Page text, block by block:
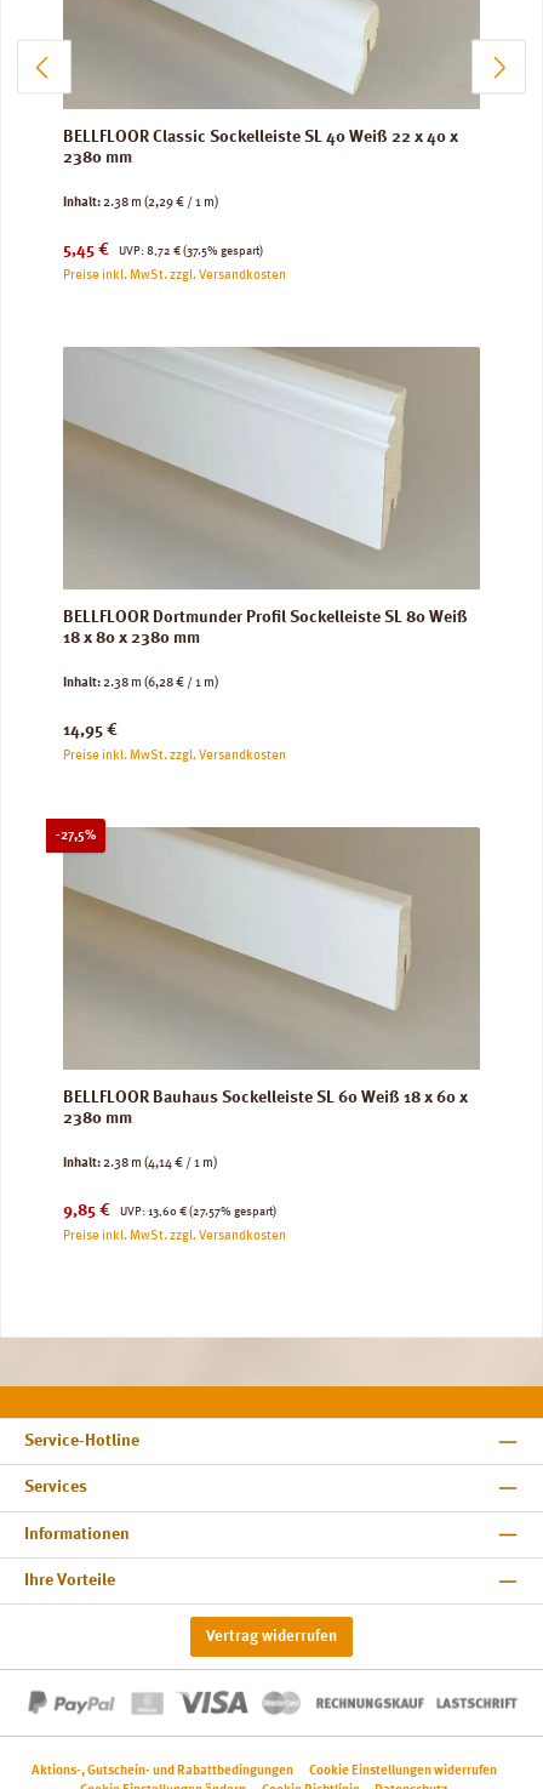
BELLFLOOR Classic Sockelleiste SL 40 Weiß 22 x 40 x
2380 mm
Inhalt:2.38 m (2,29 € / 1 m)
Verkaufspreis:
5,45 € UVP:
Regulärer Preis:
8,72 € (37.5% gespart)
Preise inkl. MwSt. zzgl. Versandkosten
BELLFLOOR Dortmunder Profil Sockelleiste SL 80 Weiß
18 x 80 x 2380 mm
Inhalt:2.38 m (6,28 € / 1 m)
Regulärer Preis:
14,95 €
Preise inkl. MwSt. zzgl. Versandkosten
-27,5%Rabatt
BELLFLOOR Bauhaus Sockelleiste SL 60 Weiß 18 x 60 x
2380 mm
Inhalt:2.38 m (4,14 € / 1 m)
Verkaufspreis:
9,85 € UVP:
Regulärer Preis:
13,60 € (27.57% gespart)
Preise inkl. MwSt. zzgl. Versandkosten
Service-Hotline
Services
Informationen
Ihre Vorteile
Vertrag widerrufen
Aktions-, Gutschein- und Rabattbedingungen
Cookie Einstellungen widerrufen